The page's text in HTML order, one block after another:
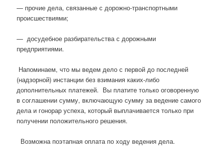
— прочие дела, связанные с дорожно-транспортными
происшествиями;
— досудебное разбирательства с дорожными
предприятиями.
Напоминаем, что мы ведем дело с первой до последней
(надзорной) инстанции без взимания каких-либо
дополнительных платежей. Вы платите только оговоренную
в соглашении сумму, включающую сумму за ведение самого
дела и гонорар успеха, который выплачивается только при
получении положительного решения.
Возможна поэтапная оплата по ходу ведения дела.